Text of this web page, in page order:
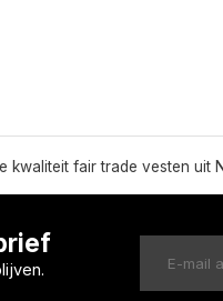
kwaliteit fair trade vesten uit